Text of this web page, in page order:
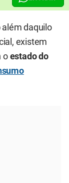
daquilo
existem
o estado do